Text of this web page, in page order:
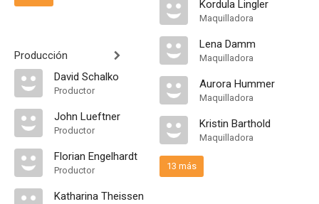
Producción
David Schalko
Productor
John Lueftner
Productor
Florian Engelhardt
Productor
Katharina Theissen
Kordula Lingler
Maquilladora
Lena Damm
Maquilladora
Aurora Hummer
Maquilladora
Kristin Barthold
Maquilladora
13 más